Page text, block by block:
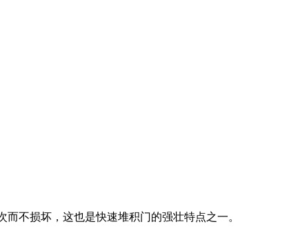
不损坏，这也是快速堆积门的强壮特点之一。